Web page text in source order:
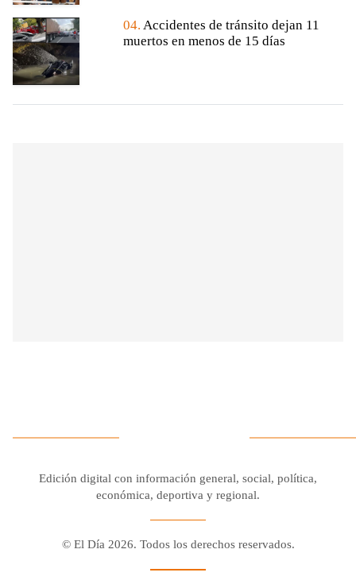
04. Accidentes de tránsito dejan 11
muertos en menos de 15 días
Edición digital con información general, social, política,
económica, deportiva y regional.
© El Día 2026. Todos los derechos reservados.